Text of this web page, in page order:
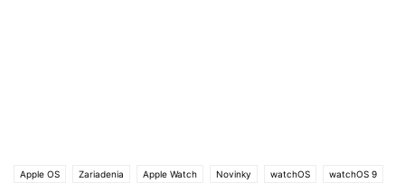
Apple OS Zariadenia Apple Watch Novinky watchOS watchOS 9